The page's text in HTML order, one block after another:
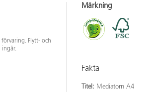
Flytt- och
ingår.
Märkning
Fakta
Titel: Mediatorn A4